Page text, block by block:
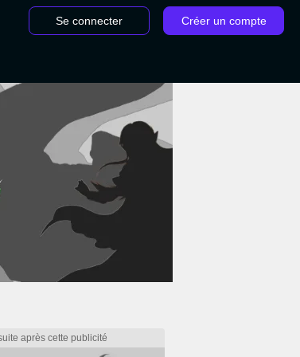
Se connecter Créer un compte